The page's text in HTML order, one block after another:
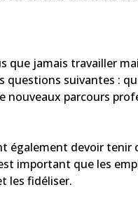
que jamais travailler
suivantes :
parcours
également devoir
important que les
les fidéliser.